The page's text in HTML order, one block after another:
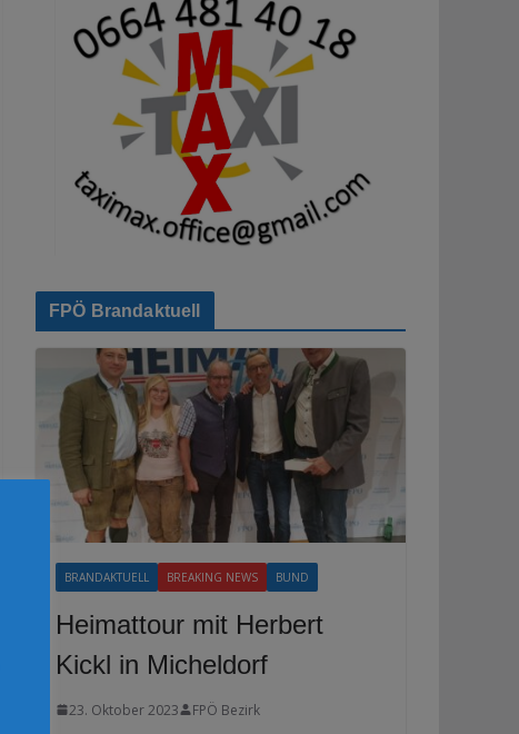
FPÖ Brandaktuell
BRANDAKTUELL BREAKING NEWS BUND
Heimattour mit Herbert
Kickl in Micheldorf
23. Oktober 2023 FPÖ Bezirk